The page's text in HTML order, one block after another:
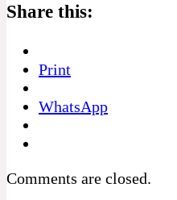
Share this:
Print
WhatsApp
Comments are closed.